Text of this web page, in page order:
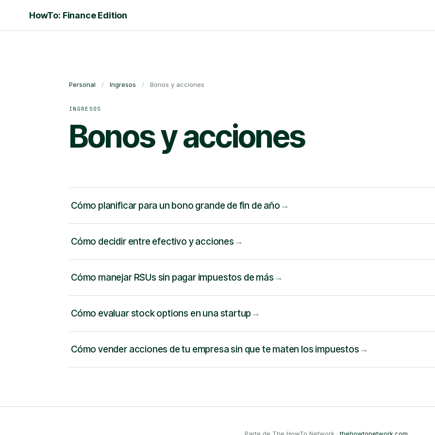
HowTo: Finance Edition
Personal / Ingresos / Bonos y acciones
INGRESOS
Bonos y acciones
Cómo planificar para un bono grande de fin de año
Cómo decidir entre efectivo y acciones
Cómo manejar RSUs sin pagar impuestos de más
Cómo evaluar stock options en una startup
Cómo vender acciones de tu empresa sin que te maten los impuestos